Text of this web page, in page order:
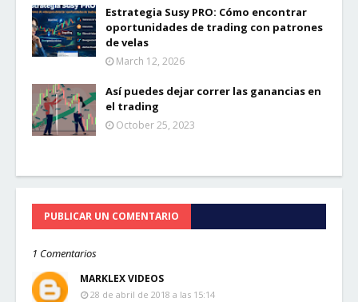
Estrategia Susy PRO: Cómo encontrar
oportunidades de trading con patrones
de velas
March 12, 2026
Así puedes dejar correr las ganancias en
el trading
October 25, 2023
PUBLICAR UN COMENTARIO
1 Comentarios
MARKLEX VIDEOS
28 de abril de 2018 a las 15:14